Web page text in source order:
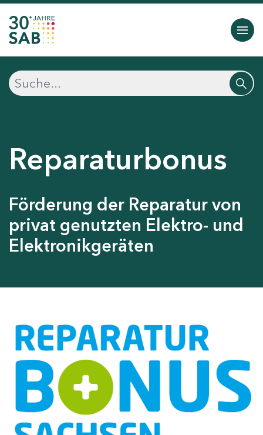
Reparaturbonus
Förderung der Reparatur von
privat genutzten Elektro- und
Elektronikgeräten